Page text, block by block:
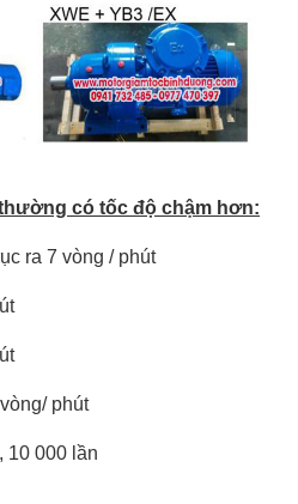
có tốc độ chậm hơn:
ra 7 vòng / phút
phút
10 000 lần